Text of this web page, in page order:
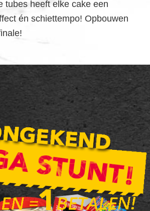
tubes heeft elke cake een
én schiettempo! Opbouwen